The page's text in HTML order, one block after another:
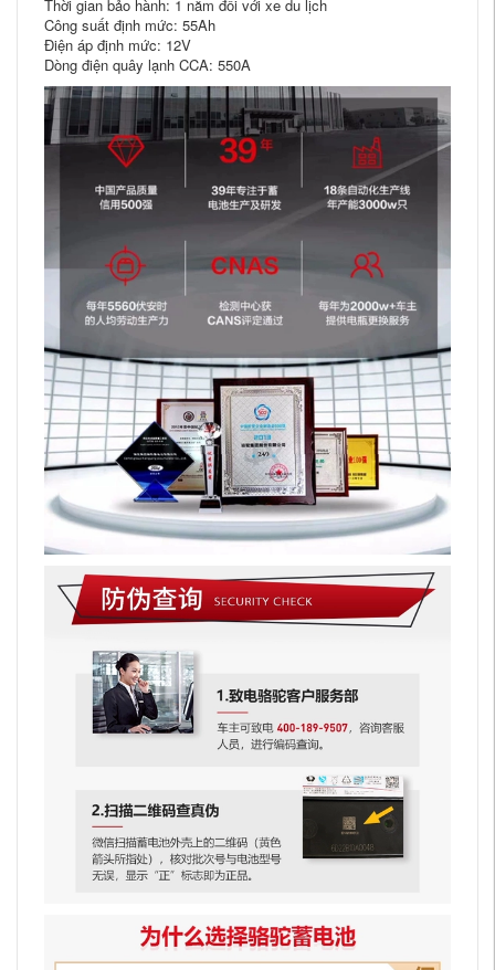
Thời gian bảo hành: 1 năm đối với xe du lịch
Công suất định mức: 55Ah
Điện áp định mức: 12V
Dòng điện quây lạnh CCA: 550A